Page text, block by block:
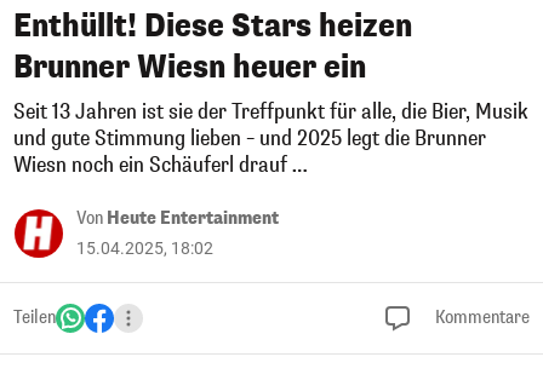
Enthüllt! Diese Stars heizen
Brunner Wiesn heuer ein
Seit 13 Jahren ist sie der Treffpunkt für alle, die Bier, Musik
und gute Stimmung lieben – und 2025 legt die Brunner
Wiesn noch ein Schäuferl drauf …
Von Heute Entertainment
15.04.2025, 18:02
Teilen Kommentare